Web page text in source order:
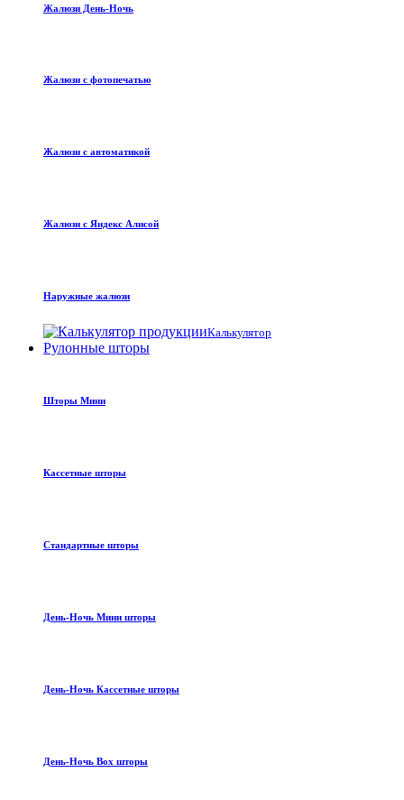
Жалюзи День-Ночь
Жалюзи с фотопечатью
Жалюзи с автоматикой
Жалюзи с Яндекс Алисой
Наружные жалюзи
Калькулятор
Рулонные шторы
Шторы Мини
Кассетные шторы
Стандартные шторы
День-Ночь Мини шторы
День-Ночь Кассетные шторы
День-Ночь Box шторы